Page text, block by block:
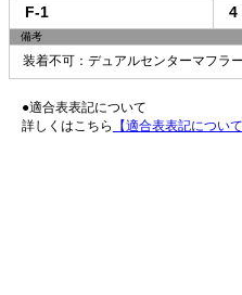
F-1 4
備考
装着不可：デュアルセンターマフラ
●適合表表記について
詳しくはこちら
【適合表表記について